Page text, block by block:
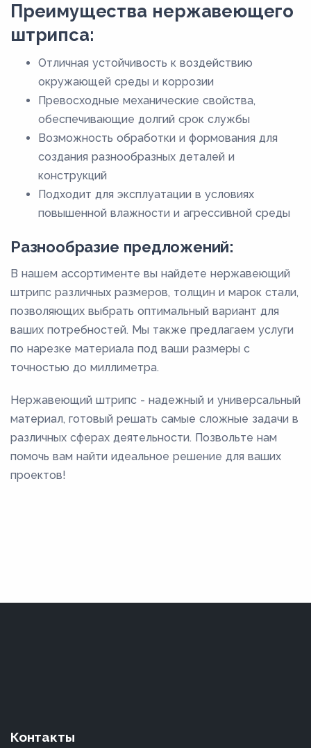
Преимущества нержавеющего
штрипса:
Отличная устойчивость к воздействию
окружающей среды и коррозии
Превосходные механические свойства,
обеспечивающие долгий срок службы
Возможность обработки и формования для
создания разнообразных деталей и
конструкций
Подходит для эксплуатации в условиях
повышенной влажности и агрессивной среды
Разнообразие предложений:
В нашем ассортименте вы найдете нержавеющий
штрипс различных размеров, толщин и марок стали,
позволяющих выбрать оптимальный вариант для
ваших потребностей. Мы также предлагаем услуги
по нарезке материала под ваши размеры с
точностью до миллиметра.
Нержавеющий штрипс - надежный и универсальный
материал, готовый решать самые сложные задачи в
различных сферах деятельности. Позвольте нам
помочь вам найти идеальное решение для ваших
проектов!
Контакты